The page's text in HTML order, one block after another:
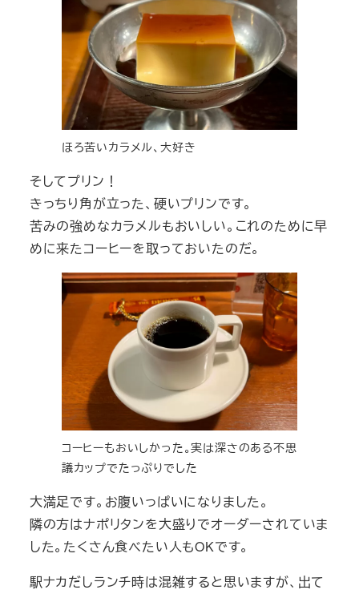
ほろ苦いカラメル、大好き
そしてプリン！
きっちり角が立った、硬いプリンです。
苦みの強めなカラメルもおいしい。これのために早
めに来たコーヒーを取っておいたのだ。
コーヒーもおいしかった。実は深さのある不思
議カップでたっぷりでした
大満足です。お腹いっぱいになりました。
隣の方はナポリタンを大盛りでオーダーされていま
した。たくさん食べたい人もOKです。
駅ナカだしランチ時は混雑すると思いますが、出て